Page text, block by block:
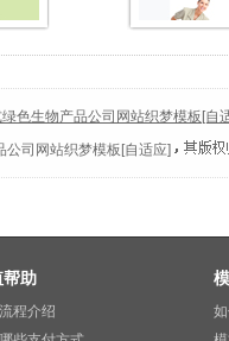
色生物产品公司网站织梦模板[自
公司网站织梦模板[自适应]
帮助
程介绍